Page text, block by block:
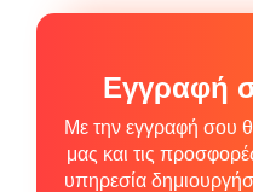
Εγγραφή
Με την εγγραφή σου
μας και τις
υπηρεσία